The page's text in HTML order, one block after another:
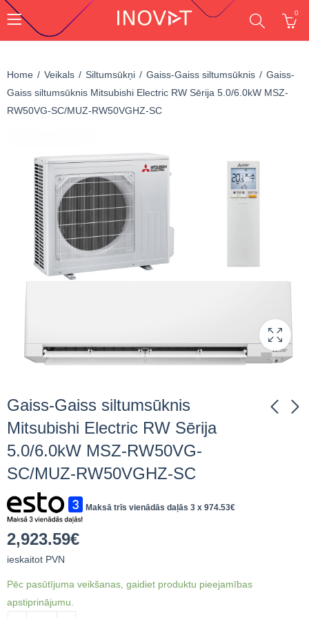
0
Home Veikals Siltumsūkņi Gaiss-Gaiss siltumsūknis
Gaiss-
Gaiss siltumsūknis Mitsubishi Electric RW Sērija 5.0/6.0kW MSZ-
RW50VG-SC/MUZ-RW50VGHZ-SC
Gaiss-Gaiss siltumsūknis
Mitsubishi Electric RW Sērija
5.0/6.0kW MSZ-RW50VG-
SC/MUZ-RW50VGHZ-SC
Gaiss-Gaiss
RW35VG-SC/MUZ-
PVN
M25DA/SUZ-M25VA
PVN
Maksā trīs vienādās daļās 3 x 974.53€
2,923.59€
ieskaitot PVN
Pēc pasūtījuma veikšanas, gaidiet produktu pieejamības
apstiprinājumu.